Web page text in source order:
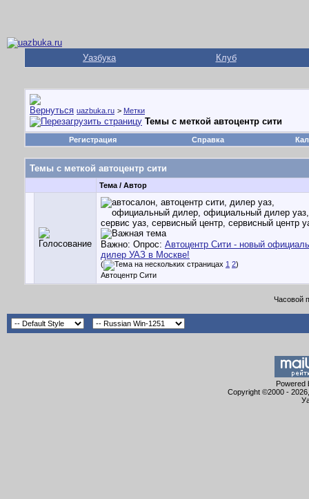
Уазбука Клуб
uazbuka.ru > Метки
Темы с меткой автоцентр сити
Регистрация Справка
Темы с меткой автоцентр сити
Тема / Автор
Важно: Опрос: Автоцентр Сити - новый
дилер УАЗ в Москве!
( 1 2)
Автоцентр Сити
Часовой
Powered
Copyright ©2000 -